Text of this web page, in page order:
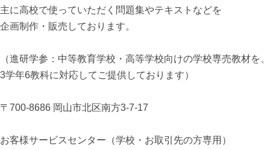
主に高校で使っていただく問題集やテキストなどを
企画制作・販売しております。
（進研学参：中等教育学校・高等学校向けの学校専売教材を、
3学年6教科に対応してご提供しております）
〒700-8686 岡山市北区南方3-7-17
お客様サービスセンター（学校・お取引先の方専用）